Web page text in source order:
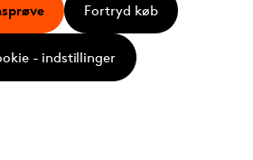
Fortryd køb
- indstillinger